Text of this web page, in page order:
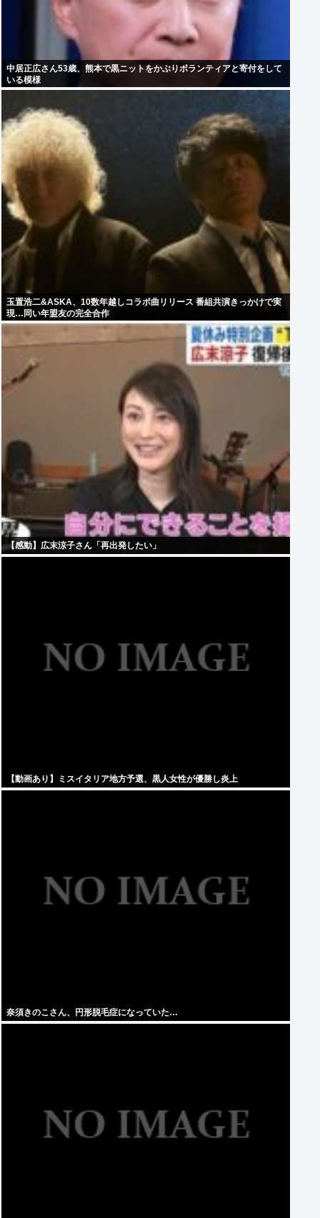
中居正広さん53歳、熊本で黒ニットをかぶりボランティアと寄付をして
いる模様
玉置浩二&ASKA、10数年越しコラボ曲リリース 番組共演きっかけで実
現…同い年盟友の完全合作
【感動】広末涼子さん「再出発したい」
【動画あり】ミスイタリア地方予選、黒人女性が優勝し炎上
奈須きのこさん、円形脱毛症になっていた…